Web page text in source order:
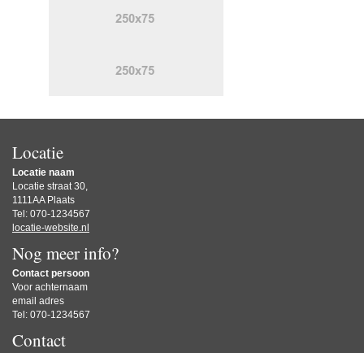
Locatie
Locatie naam
Locatie straat 30,
1111AA Plaats
Tel: 070-1234567
locatie-website.nl
Nog meer info?
Contact persoon
Voor achternaam
email adres
Tel: 070-1234567
Contact